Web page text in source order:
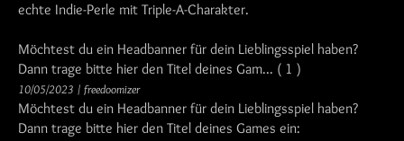
echte Indie-Perle mit Triple-A-Charakter.
Möchtest du ein Headbanner für dein Lieblingsspiel haben?
Dann trage bitte hier den Titel deines Gam... ( 1 )
10/05/2023 / freedoomizer
Möchtest du ein Headbanner für dein Lieblingsspiel haben?
Dann trage bitte hier den Titel deines Games ein: